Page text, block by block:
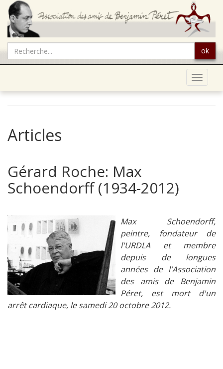
ok
Toggle
Articles
Gérard Roche: Max
Schoendorff (1934-2012)
Max Schoendorff,
peintre, fondateur de
l'URDLA et membre
depuis de longues
années de l'Association
des amis de Benjamin
Péret, est mort d'un
arrêt cardiaque, le samedi 20 octobre 2012.